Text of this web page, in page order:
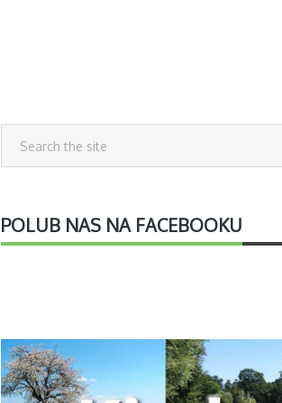
POLUB NAS NA FACEBOOKU